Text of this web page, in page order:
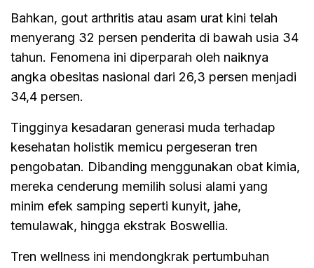
Bahkan, gout arthritis atau asam urat kini telah
menyerang 32 persen penderita di bawah usia 34
tahun. Fenomena ini diperparah oleh naiknya
angka obesitas nasional dari 26,3 persen menjadi
34,4 persen.
Tingginya kesadaran generasi muda terhadap
kesehatan holistik memicu pergeseran tren
pengobatan. Dibanding menggunakan obat kimia,
mereka cenderung memilih solusi alami yang
minim efek samping seperti kunyit, jahe,
temulawak, hingga ekstrak Boswellia.
Tren wellness ini mendongkrak pertumbuhan